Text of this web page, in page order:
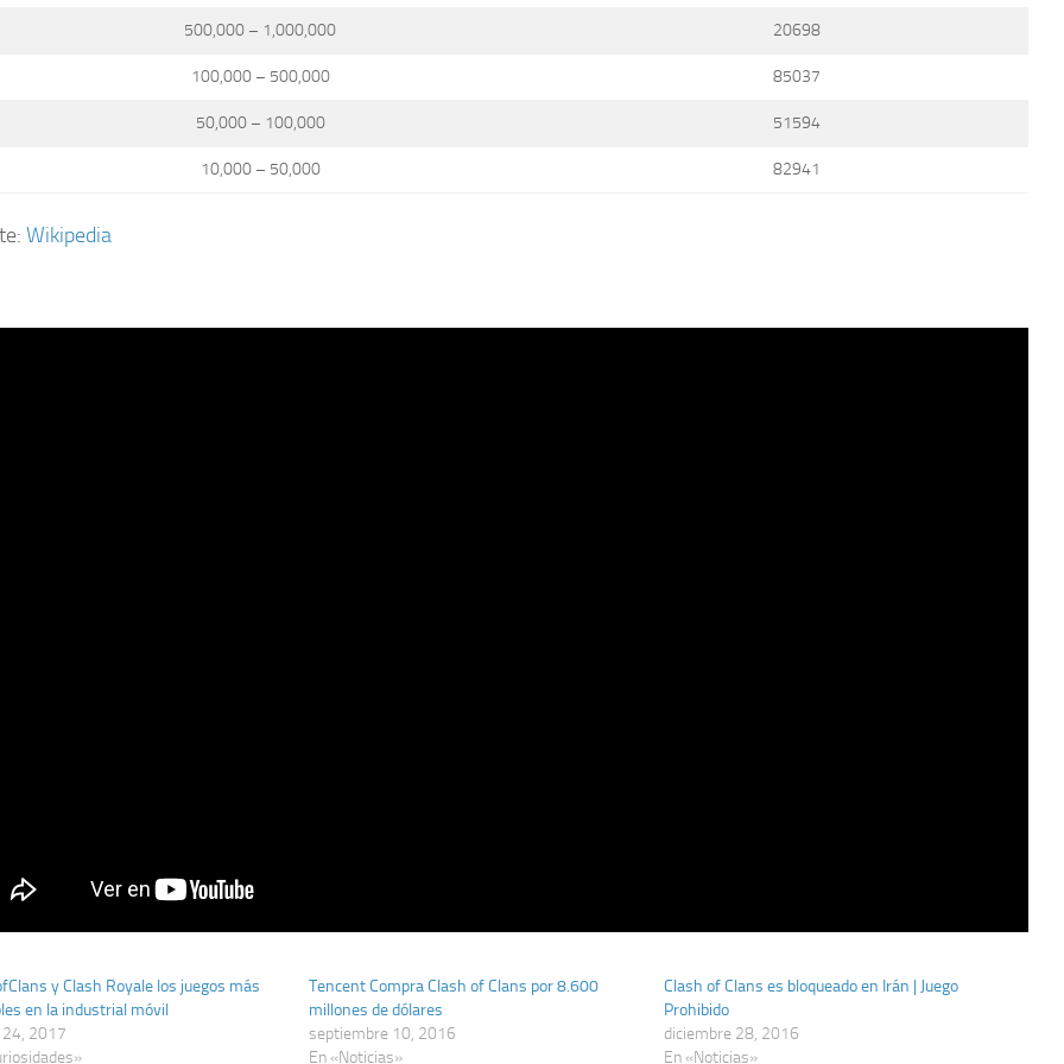
500,000 – 1,000,000 20698
100,000 – 500,000 85037
50,000 – 100,000 51594
10,000 – 50,000 82941
Wikipedia
y Clash Royale los juegos más
en la industrial móvil
2017
Tencent Compra Clash of Clans por 8.600
millones de dólares
septiembre 10, 2016
En «Noticias»
Clash of Clans es bloqueado en Irán | Juego
Prohibido
diciembre 28, 2016
En «Noticias»